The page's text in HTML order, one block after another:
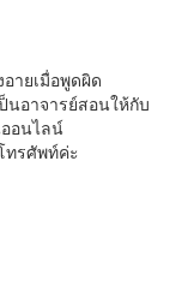
ายเมื่อพูดผิด
นอาจารย์สอนให้กับ
อนไลน์
ทรศัพท์ค่ะ